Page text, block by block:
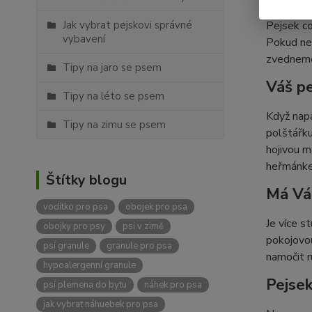
Jak vybrat pejskovi správné
vybavení
Tipy na jaro se psem
Tipy na léto se psem
Tipy na zimu se psem
Štítky blogu
vodítko pro psa
obojek pro psa
obojky pro psy
psi v zimě
psí granule
granule pro psa
hypoalergenní granule
psí plemena do bytu
náhek pro psa
jak vybrat náhuebek pro psa
Pejsek
Pokud
Váš
Když
hojivou
Má
Je více
namočit